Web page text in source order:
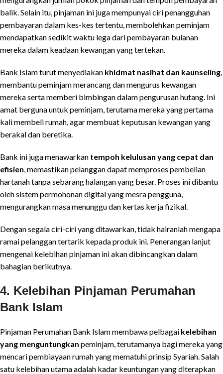
balik. Selain itu, pinjaman ini juga mempunyai ciri penangguhan
pembayaran dalam kes-kes tertentu, membolehkan peminjam
mendapatkan sedikit waktu lega dari pembayaran bulanan
mereka dalam keadaan kewangan yang tertekan.
Bank Islam turut menyediakan khidmat nasihat dan kaunseling
membantu peminjam merancang dan mengurus kewangan
mereka serta memberi bimbingan dalam pengurusan hutang. Ini
amat berguna untuk peminjam, terutama mereka yang pertama
kali membeli rumah, agar membuat keputusan kewangan yang
berakal dan beretika.
Bank ini juga menawarkan tempoh kelulusan yang cepat dan
efisien , memastikan pelanggan dapat memproses pembelian
hartanah tanpa sebarang halangan yang besar. Proses ini dibantu
oleh sistem permohonan digital yang mesra pengguna,
mengurangkan masa menunggu dan kertas kerja fizikal.
Dengan segala ciri-ciri yang ditawarkan, tidak hairanlah mengapa
ramai pelanggan tertarik kepada produk ini. Penerangan lanjut
mengenai kelebihan pinjaman ini akan dibincangkan dalam
bahagian berikutnya.
4. Kelebihan Pinjaman Perumahan
Bank Islam
Pinjaman Perumahan Bank Islam membawa pelbagai kelebihan
yang menguntungkan peminjam, terutamanya bagi mereka yang
mencari pembiayaan rumah yang mematuhi prinsip Syariah. Salah
satu kelebihan utama adalah kadar keuntungan yang diterapkan